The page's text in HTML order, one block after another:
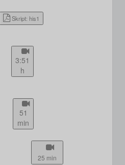
Skript: his1
3:51
h
51
min
25 min